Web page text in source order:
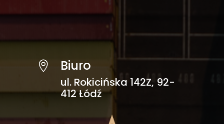
 Biuro
ul. Rokicińska 142Z, 92-
412 Łódź